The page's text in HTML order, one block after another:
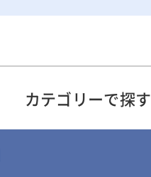
カテゴリーで探す